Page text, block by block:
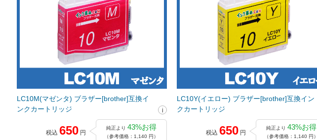
LC10M(マゼンタ) ブラザー[brother]互換イ
ンクカートリッジ
税込 650 円
純正より 43%お得
（参考価格：1,140 円）
LC10Y(イエロー) ブラザー[brother]互換イン
クカートリッジ
税込 650 円
純正より 43%お得
（参考価格：1,140 円）